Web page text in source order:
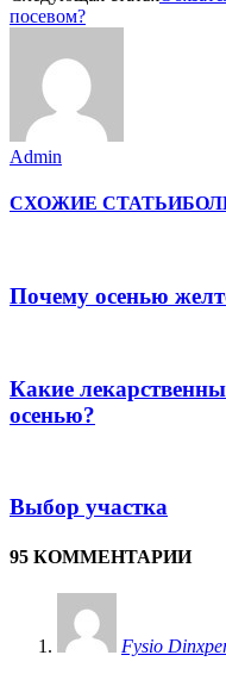
посевом?
Admin
СХОЖИЕ СТАТЬИ
Почему осенью
Какие
осенью?
Выбор участка
95 КОММЕНТАРИИ
Fysio